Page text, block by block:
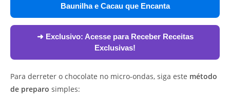
Baunilha e Cacau que Encanta
➜ Exclusivo: Acesse para Receber Receitas
Exclusivas!
Para derreter o chocolate no micro-ondas, siga este método
de preparo simples: